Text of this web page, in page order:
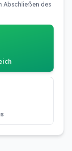
Abschließen des